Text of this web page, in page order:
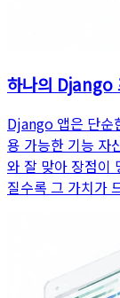
하나의 Django
Django 앱은 단순
용 가능한 기능 자
와 잘 맞아 장점이
질수록 그 가치가